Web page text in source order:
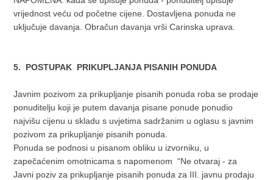
vrijednost veću od početne cijene. Dostavljena ponuda ne
uključuje davanja. Obračun davanja vrši Carinska uprava.
5. POSTUPAK PRIKUPLJANJA PISANIH PONUDA
Javnim pozivom za prikupljanje pisanih ponuda roba se prodaje
ponuditelju koji je putem davanja pisane ponude ponudio
najvišu cijenu u skladu s uvjetima sadržanim u oglasu s javnim
pozivom za prikupljanje pisanih ponuda.
Ponuda se podnosi u pisanom obliku u izvorniku, u
zapečaćenim omotnicama s napomenom “Ne otvaraj - za
Javni poziv za prikupljanje pisanih ponuda za III. javnu prodaju